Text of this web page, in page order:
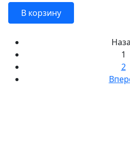
В корзину
1
2